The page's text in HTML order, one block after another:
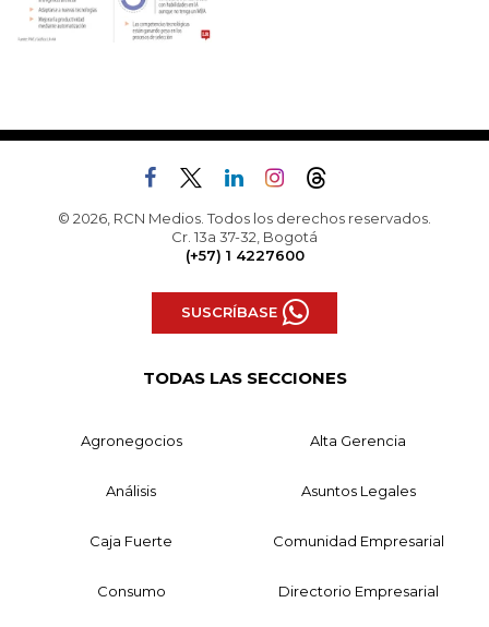
© 2026, RCN Medios. Todos los derechos reservados.
Cr. 13a 37-32, Bogotá
(+57) 1 4227600
SUSCRÍBASE
TODAS LAS SECCIONES
Agronegocios Alta Gerencia
Análisis Asuntos Legales
Caja Fuerte Comunidad Empresarial
Consumo Directorio Empresarial